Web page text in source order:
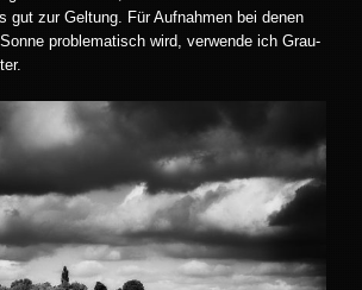
gut zur Geltung. Für Aufnahmen bei denen
problematisch wird, verwende ich Grau-